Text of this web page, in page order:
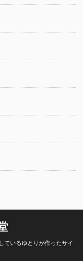
ているゆとりが作ったサイ